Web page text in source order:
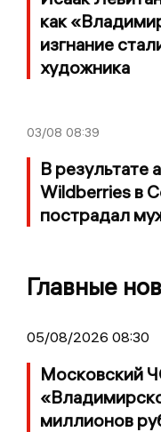
как
изгнание
художника
03/08 08:39
В результате
Wildberries в
пострадал
Главные
05/08/2026 08:30
Московский
миллионов